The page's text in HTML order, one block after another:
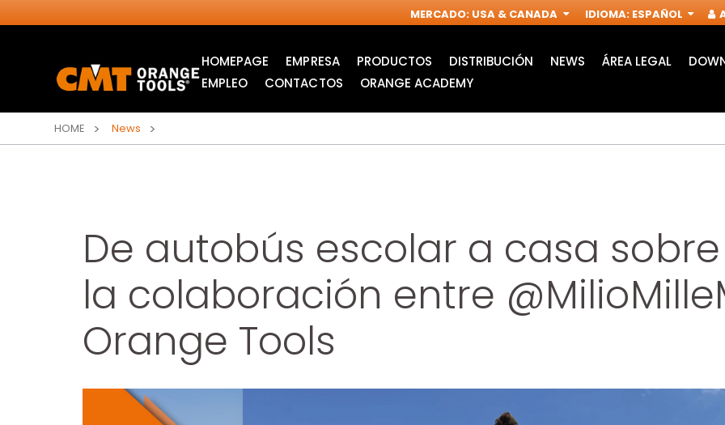
MERCADO: USA & CANADA IDIOMA: ESPAÑOL
HOMEPAGE EMPRESA PRODUCTOS
INDUSTRIALES
BLADES
HOJAS DE SIERRA DE
DISTRIBUCIÓN NEWS ÁREA LEGAL
EMPLEO
CONTACTOS ORANGE ACADEMY
HOME News
De autobús escolar a casa
la colaboración entre
Orange Tools